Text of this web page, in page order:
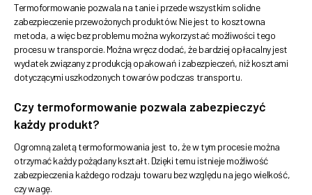
Termoformowanie pozwala na tanie i przede wszystkim solidne
zabezpieczenie przewożonych produktów. Nie jest to kosztowna
metoda, a więc bez problemu można wykorzystać możliwości tego
procesu w transporcie. Można wręcz dodać, że bardziej opłacalny jest
wydatek związany z produkcją opakowań i zabezpieczeń, niż kosztami
dotyczącymi uszkodzonych towarów podczas transportu.
Czy termoformowanie pozwala zabezpieczyć
każdy produkt?
Ogromną zaletą termoformowania jest to, że w tym procesie można
otrzymać każdy pożądany kształt. Dzięki temu istnieje możliwość
zabezpieczenia każdego rodzaju towaru bez względu na jego wielkość,
czy wagę.